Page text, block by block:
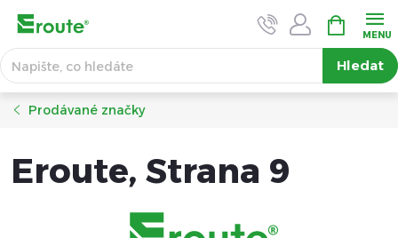
obsah
Hledat
NÁKUPNÍ
KOŠÍK
Prodávané značky
Eroute, Strana 9